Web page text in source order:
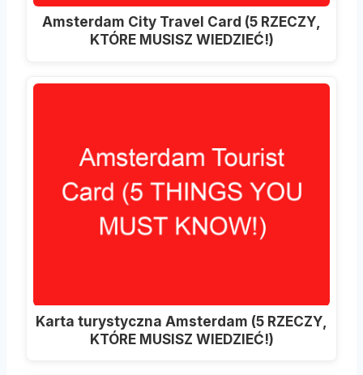
Amsterdam City Travel Card (5 RZECZY,
KTÓRE MUSISZ WIEDZIEĆ!)
Karta turystyczna Amsterdam (5 RZECZY,
KTÓRE MUSISZ WIEDZIEĆ!)